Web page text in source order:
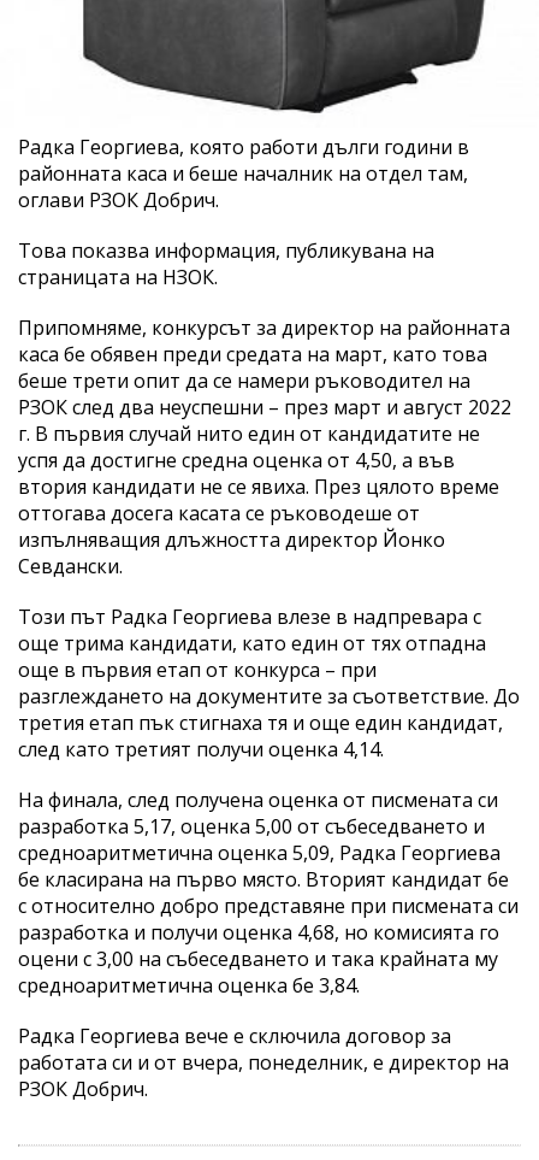
Радка Георгиева, която работи дълги години в
районната каса и беше началник на отдел там,
оглави РЗОК Добрич.
Това показва информация, публикувана на
страницата на НЗОК.
Припомняме, конкурсът за директор на районната
каса бе обявен преди средата на март, като това
беше трети опит да се намери ръководител на
РЗОК след два неуспешни – през март и август 2022
г. В първия случай нито един от кандидатите не
успя да достигне средна оценка от 4,50, а във
втория кандидати не се явиха. През цялото време
оттогава досега касата се ръководеше от
изпълняващия длъжността директор Йонко
Севдански.
Този път Радка Георгиева влезе в надпревара с
още трима кандидати, като един от тях отпадна
още в първия етап от конкурса – при
разглеждането на документите за съответствие. До
третия етап пък стигнаха тя и още един кандидат,
след като третият получи оценка 4,14.
На финала, след получена оценка от писмената си
разработка 5,17, оценка 5,00 от събеседването и
средноаритметична оценка 5,09, Радка Георгиева
бе класирана на първо място. Вторият кандидат бе
с относително добро представяне при писмената си
разработка и получи оценка 4,68, но комисията го
оцени с 3,00 на събеседването и така крайната му
средноаритметична оценка бе 3,84.
Радка Георгиева вече е сключила договор за
работата си и от вчера, понеделник, е директор на
РЗОК Добрич.